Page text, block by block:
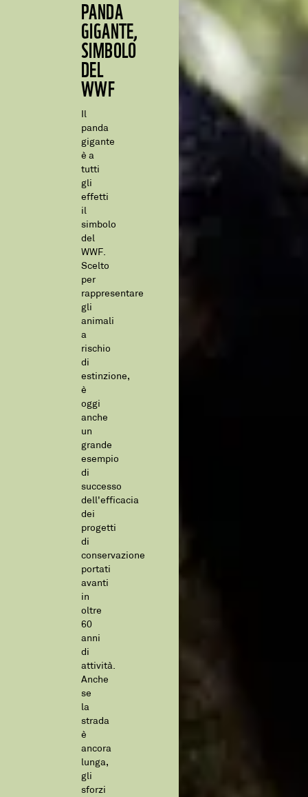
PANDA
GIGANTE,
SIMBOLO
DEL
WWF
Il
panda
gigante
è a
tutti
gli
effetti
il
simbolo
del
WWF.
Scelto
per
rappresentare
gli
animali
a
rischio
di
estinzione,
è
oggi
anche
un
grande
esempio
di
successo
dell'efficacia
dei
progetti
di
conservazione
portati
avanti
in
oltre
60
anni
di
attività.
Anche
se
la
strada
è
ancora
lunga,
gli
sforzi